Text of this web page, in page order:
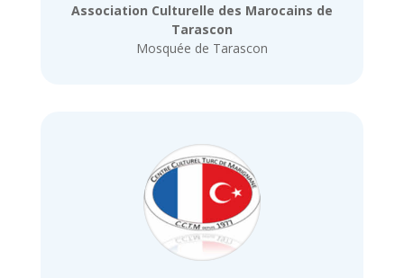
Association Culturelle des Marocains de
Tarascon
Mosquée de Tarascon